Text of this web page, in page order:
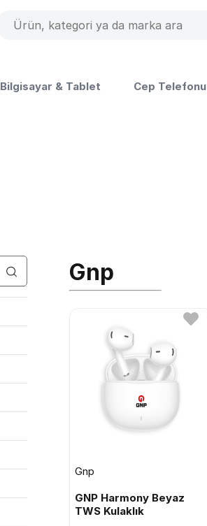
Bilgisayar & Tablet Cep Telefonu
Gnp
Gnp
GNP Harmony Beyaz
TWS Kulaklık